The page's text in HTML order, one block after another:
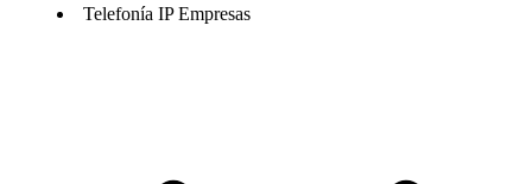
Telefonía IP Empresas